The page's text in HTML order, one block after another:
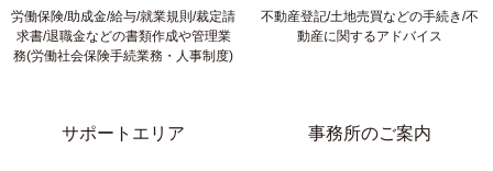
労働保険/助成金/給与/就業規則/裁定請
求書/退職金などの書類作成や管理業
務(労働社会保険手続業務・人事制度)
不動産登記/土地売買などの手続き/不
動産に関するアドバイス
サポートエリア 事務所のご案内